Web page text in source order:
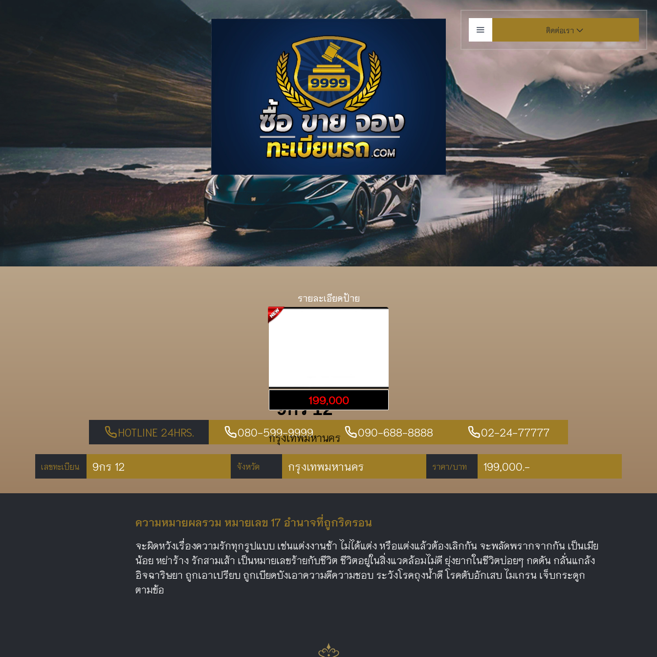
ติดต่อเรา
รายละเอียดป้าย
9กร 12
กรุงเทพมหานคร
199,000
HOTLINE 24HRS. 080-599-9999 090-688-8888 02-24-77777
เลขทะเบียน 9กร 12 จังหวัด กรุงเทพมหานคร ราคา/บาท 199,000.-
ความหมายผลรวม หมายเลข 17 อำนาจที่ถูกริดรอน
จะผิดหวังเรื่องความรักทุกรูปแบบ เช่นแต่งงานช้า ไม่ได้แต่ง หรือแต่งแล้วต้องเลิกกัน จะพลัดพรากจากกัน เป็นเมีย
น้อย หย่าร้าง รักสามเส้า เป็นหมายเลขร้ายกับชีวิต ชีวิตอยู่ในสิ่งแวดล้อมไม่ดี ยุ่งยากในชีวิตบ่อยๆ กดดัน กลั่นแกล้ง
อิจฉาริษยา ถูกเอาเปรียบ ถูกเบียดบังเอาความดีความชอบ ระวังโรคถุงน้ำดี โรคตับอักเสบ ไมเกรน เจ็บกระดูก
ตามข้อ